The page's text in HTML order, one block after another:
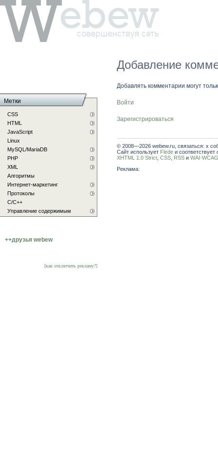
Добавление
Добавлять комментарии могут
Войти
Зарегистрироваться
© 2008—2026 webew.ru, связаться: x
Сайт использует Flede и соответствует
XHTML 1.0 Strict CSS RSS и WAI-
Реклама:
Метки
CSS
HTML
JavaScript
Linux
MySQL/MariaDB
PHP
XML
Алгоритмы
Интернет-маркетинг
Протоколы
С/C++
Управление содержимым
++друзья webew
[как отключить рекламу?]